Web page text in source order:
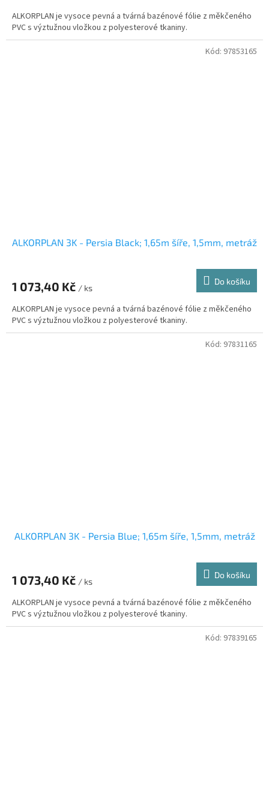
ALKORPLAN je vysoce pevná a tvárná bazénové fólie z měkčeného
PVC s výztužnou vložkou z polyesterové tkaniny.
ALKORPLAN 3K - Persia Black; 1,65m šíře, 1,5mm, metráž
1 073,40 Kč / ks
Do košíku
ALKORPLAN je vysoce pevná a tvárná bazénové fólie z měkčeného
PVC s výztužnou vložkou z polyesterové tkaniny.
Kód: 97853165
ALKORPLAN 3K - Persia Blue; 1,65m šíře, 1,5mm, metráž
1 073,40 Kč / ks
Do košíku
ALKORPLAN je vysoce pevná a tvárná bazénové fólie z měkčeného
PVC s výztužnou vložkou z polyesterové tkaniny.
Kód: 97831165
Kód: 97839165